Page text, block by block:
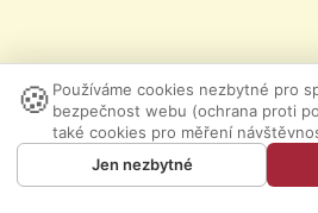
🍪 Používáme cookies nezbytné pro
bezpečnost webu (ochrana proti
také cookies pro měření
Jen nezbytné